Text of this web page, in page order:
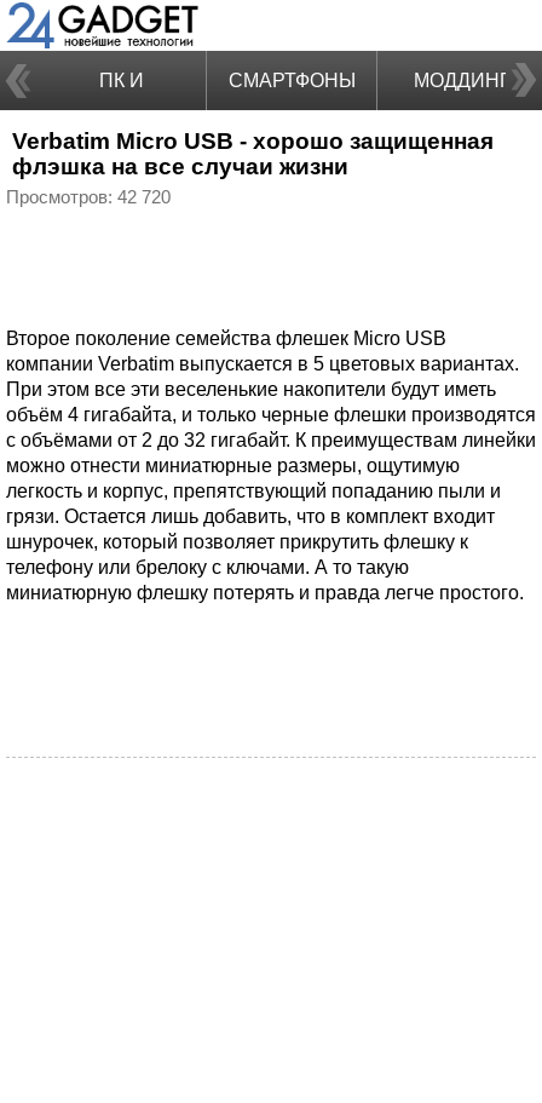
ПК И
НОУТБУКИ
СМАРТФОНЫ МОДДИНГ
Verbatim Micro USB - хорошо защищенная
флэшка на все случаи жизни
Просмотров: 42 720
Второе поколение семейства флешек Micro USB
компании Verbatim выпускается в 5 цветовых вариантах.
При этом все эти веселенькие накопители будут иметь
объём 4 гигабайта, и только черные флешки производятся
с объёмами от 2 до 32 гигабайт. К преимуществам линейки
можно отнести миниатюрные размеры, ощутимую
легкость и корпус, препятствующий попаданию пыли и
грязи. Остается лишь добавить, что в комплект входит
шнурочек, который позволяет прикрутить флешку к
телефону или брелоку с ключами. А то такую
миниатюрную флешку потерять и правда легче простого.